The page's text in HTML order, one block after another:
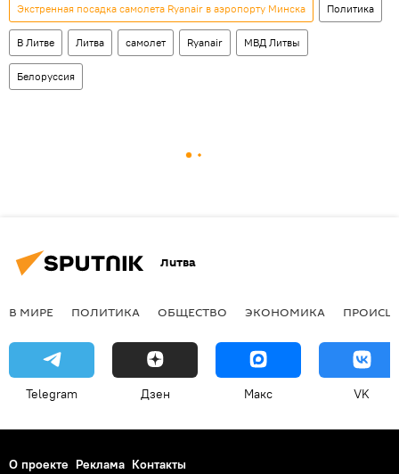
Экстренная посадка самолета Ryanair в аэропорту Минска Политика
В Литве Литва самолет Ryanair МВД Литвы
Белоруссия
Литва
В МИРЕ ПОЛИТИКА ОБЩЕСТВО ЭКОНОМИКА
Telegram Дзен Макс VK
О проекте Реклама Контакты